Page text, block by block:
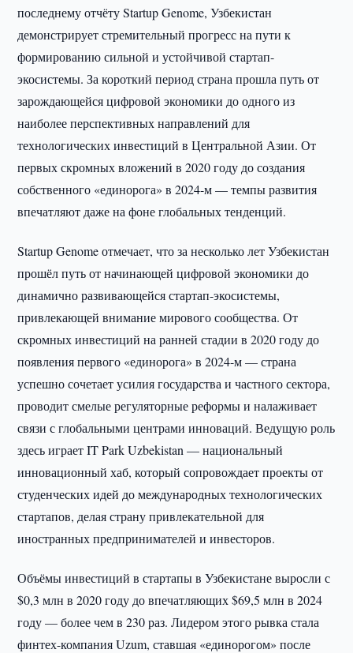
последнему отчёту Startup Genome, Узбекистан
демонстрирует стремительный прогресс на пути к
формированию сильной и устойчивой стартап-
экосистемы. За короткий период страна прошла путь от
зарождающейся цифровой экономики до одного из
наиболее перспективных направлений для
технологических инвестиций в Центральной Азии. От
первых скромных вложений в 2020 году до создания
собственного «единорога» в 2024-м — темпы развития
впечатляют даже на фоне глобальных тенденций.
Startup Genome отмечает, что за несколько лет Узбекистан
прошёл путь от начинающей цифровой экономики до
динамично развивающейся стартап-экосистемы,
привлекающей внимание мирового сообщества. От
скромных инвестиций на ранней стадии в 2020 году до
появления первого «единорога» в 2024-м — страна
успешно сочетает усилия государства и частного сектора,
проводит смелые регуляторные реформы и налаживает
связи с глобальными центрами инноваций. Ведущую роль
здесь играет IT Park Uzbekistan — национальный
инновационный хаб, который сопровождает проекты от
студенческих идей до международных технологических
стартапов, делая страну привлекательной для
иностранных предпринимателей и инвесторов.
Объёмы инвестиций в стартапы в Узбекистане выросли с
$0,3 млн в 2020 году до впечатляющих $69,5 млн в 2024
году — более чем в 230 раз. Лидером этого рывка стала
финтех-компания Uzum, ставшая «единорогом» после